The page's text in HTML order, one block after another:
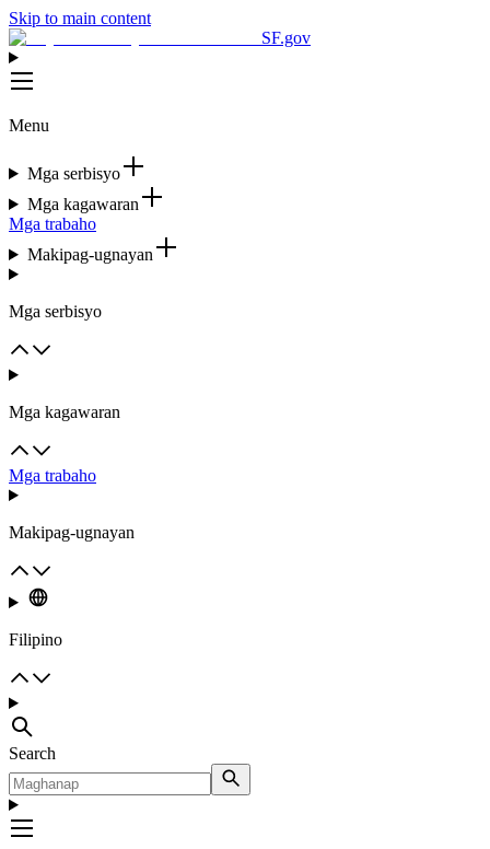
Skip to main content
SF.gov
Menu
Mga serbisyo
Mga kagawaran
Mga trabaho
Makipag-ugnayan
Mga serbisyo
Mga kagawaran
Mga trabaho
Makipag-ugnayan
Filipino
Search